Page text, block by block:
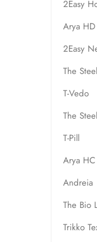
2Easy
Arya HD
2Easy
The
T-Vedo
The
T-Pill
Arya HC
Andreia
The Bio
Trikko